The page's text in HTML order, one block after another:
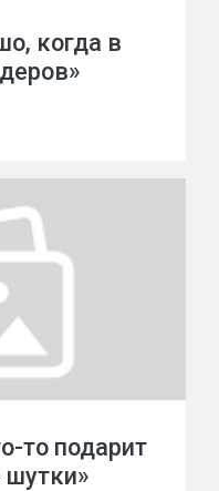
когда в
то подарит
шутки»